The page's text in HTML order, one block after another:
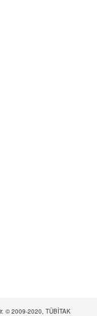
© 2009-2020, TÜBİTAK